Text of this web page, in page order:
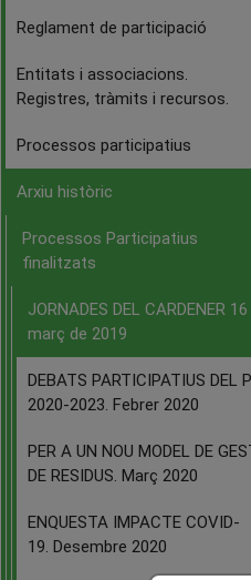
Reglament de participació
Entitats i associacions.
Registres, tràmits i recursos.
Processos participatius
Arxiu històric
Processos Participatius
finalitzats
JORNADES DEL CARDENER
març de 2019
DEBATS PARTICIPATIUS DEL
2020-2023. Febrer 2020
PER A UN NOU MODEL DE
DE RESIDUS. Març 2020
ENQUESTA IMPACTE COVID-
19. Desembre 2020